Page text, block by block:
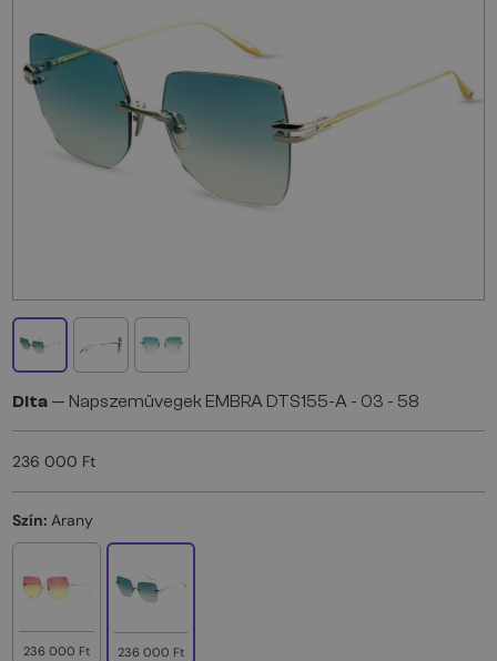
Dita — Napszemüvegek EMBRA DTS155-A - 03 - 58
236 000 Ft
Szín: Arany
236 000 Ft 236 000 Ft